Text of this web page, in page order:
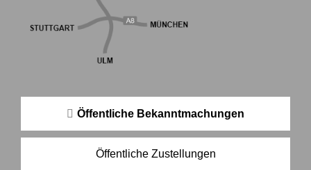
Öffentliche Bekanntmachungen
Öffentliche Zustellungen